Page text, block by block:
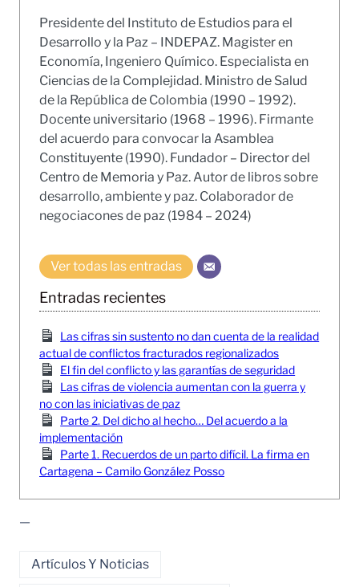
Presidente del Instituto de Estudios para el
Desarrollo y la Paz – INDEPAZ. Magister en
Economía, Ingeniero Químico. Especialista en
Ciencias de la Complejidad. Ministro de Salud
de la República de Colombia (1990 – 1992).
Docente universitario (1968 – 1996). Firmante
del acuerdo para convocar la Asamblea
Constituyente (1990). Fundador – Director del
Centro de Memoria y Paz. Autor de libros sobre
desarrollo, ambiente y paz. Colaborador de
negociacones de paz (1984 – 2024)
Ver todas las entradas
Entradas recientes
Las cifras sin sustento no dan cuenta de la realidad
actual de conflictos fracturados regionalizados
El fin del conflicto y las garantías de seguridad
Las cifras de violencia aumentan con la guerra y
no con las iniciativas de paz
Parte 2. Del dicho al hecho… Del acuerdo a la
implementación
Parte 1. Recuerdos de un parto difícil. La firma en
Cartagena – Camilo González Posso
—
Artículos Y Noticias